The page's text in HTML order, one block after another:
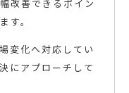
改善できるポイン
す。
変化へ対応してい
にアプローチして